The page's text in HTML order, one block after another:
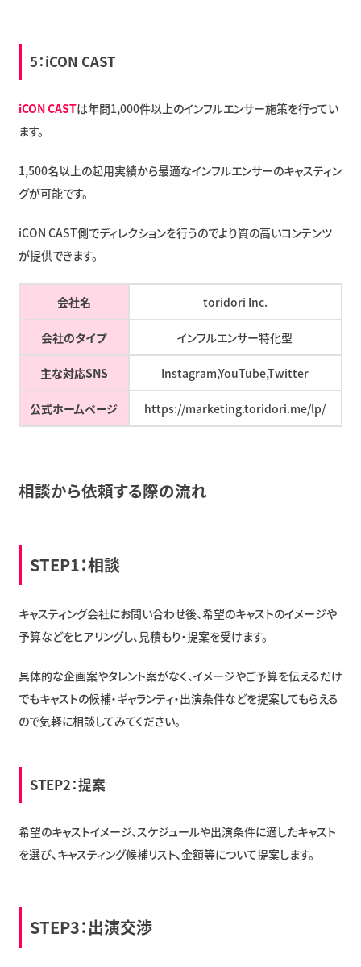
5：iCON CAST
iCON CASTは年間1,000件以上のインフルエンサー施策を行ってい
ます。
1,500名以上の起用実績から最適なインフルエンサーのキャスティン
グが可能です。
iCON CAST側でディレクションを行うのでより質の高いコンテンツ
が提供できます。
会社名 toridori Inc.
会社のタイプ インフルエンサー特化型
主な対応SNS Instagram,YouTube,Twitter
公式ホームページ https://marketing.toridori.me/lp/
相談から依頼する際の流れ
STEP1：相談
キャスティング会社にお問い合わせ後、希望のキャストのイメージや
予算などをヒアリングし、見積もり・提案を受けます。
具体的な企画案やタレント案がなく、イメージやご予算を伝えるだけ
でもキャストの候補・ギャランティ・出演条件などを提案してもらえる
ので気軽に相談してみてください。
STEP2：提案
希望のキャストイメージ、スケジュールや出演条件に適したキャスト
を選び、キャスティング候補リスト、金額等について提案します。
STEP3：出演交渉